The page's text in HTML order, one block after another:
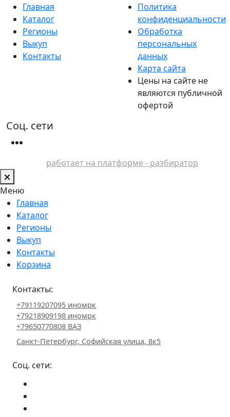
Главная
Каталог
Регионы
Выкуп
Контакты
Политика
конфиденциальности
Обработка
персональных
данных
Карта сайта
Цены на сайте не
являются публичной
офертой
Соц. сети
работает на платформе - разбиратор
Меню
Главная
Каталог
Регионы
Выкуп
Контакты
Корзина
Контакты:
+79119207095 иномрк
+79218909198 иномрк
+79650770808 ВАЗ
Санкт-Петербург, Софийская улица, 8к5
Соц. сети: